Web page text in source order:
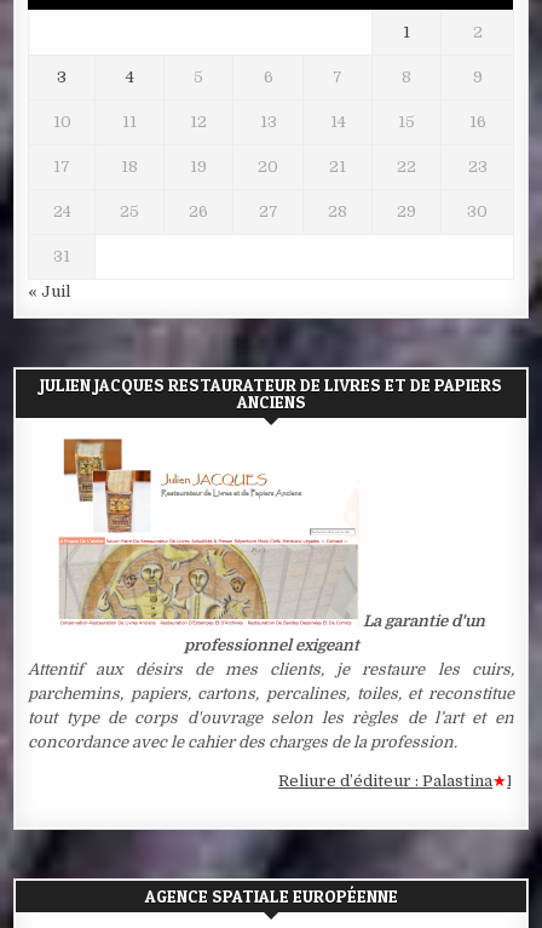
1 2
3 4 5 6 7 8 9
10 11 12 13 14 15 16
17 18 19 20 21 22 23
24 25 26 27 28 29 30
31
« Juil
JULIEN JACQUES RESTAURATEUR DE LIVRES ET DE PAPIERS
ANCIENS
La garantie d'un
professionnel exigeant
Attentif aux désirs de mes clients, je restaure les cuirs,
parchemins, papiers, cartons, percalines, toiles, et reconstitue
tout type de corps d'ouvrage selon les règles de l’art et en
concordance avec le cahier des charges de la profession.
Reliure d’éditeur : Palastina★
AGENCE SPATIALE EUROPÉENNE